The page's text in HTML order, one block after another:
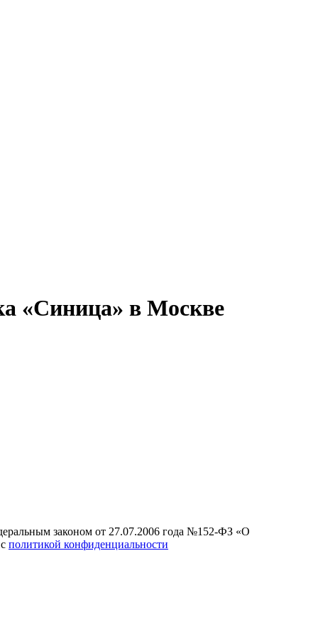
«Синица» в Москве
законом от 27.07.2006 года №152-ФЗ «О
политикой конфиденциальности